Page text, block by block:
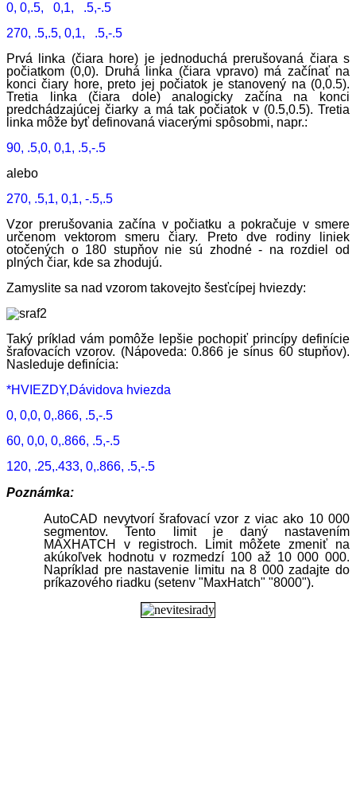
0, 0,.5, 0,1, .5,-.5
270, .5,.5, 0,1, .5,-.5
Prvá linka (čiara hore) je jednoduchá prerušovaná čiara s
počiatkom (0,0). Druhá linka (čiara vpravo) má začínať na
konci čiary hore, preto jej počiatok je stanovený na (0,0.5).
Tretia linka (čiara dole) analogicky začína na konci
predchádzajúcej čiarky a má tak počiatok v (0.5,0.5). Tretia
linka môže byť definovaná viacerými spôsobmi, napr.:
90, .5,0, 0,1, .5,-.5
alebo
270, .5,1, 0,1, -.5,.5
Vzor prerušovania začína v počiatku a pokračuje v smere
určenom vektorom smeru čiary. Preto dve rodiny liniek
otočených o 180 stupňov nie sú zhodné - na rozdiel od
plných čiar, kde sa zhodujú.
Zamyslite sa nad vzorom takovejto šesťcípej hviezdy:
Taký príklad vám pomôže lepšie pochopiť princípy definície
šrafovacích vzorov. (Nápoveda: 0.866 je sínus 60 stupňov).
Nasleduje definícia:
*HVIEZDY,Dávidova hviezda
0, 0,0, 0,.866, .5,-.5
60, 0,0, 0,.866, .5,-.5
120, .25,.433, 0,.866, .5,-.5
Poznámka:
AutoCAD nevytvorí šrafovací vzor z viac ako 10 000
segmentov. Tento limit je daný nastavením
MAXHATCH v registroch. Limit môžete zmeniť na
akúkoľvek hodnotu v rozmedzí 100 až 10 000 000.
Napríklad pre nastavenie limitu na 8 000 zadajte do
príkazového riadku (setenv "MaxHatch" "8000").